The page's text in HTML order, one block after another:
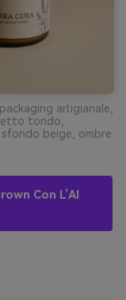
artigianale,
tondo,
beige, ombre
Con L’AI